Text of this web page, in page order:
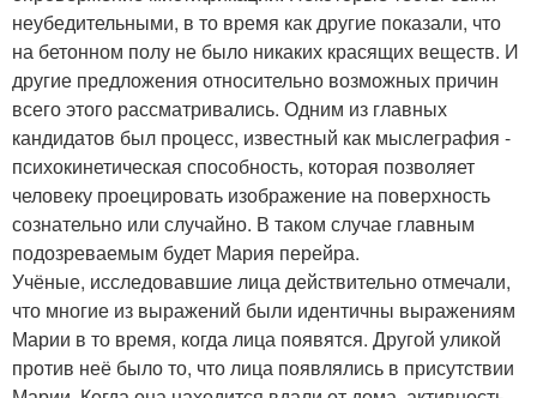
неубедительными, в то время как другие показали, что
на бетонном полу не было никаких красящих веществ. И
другие предложения относительно возможных причин
всего этого рассматривались. Одним из главных
кандидатов был процесс, известный как мыслеграфия -
психокинетическая способность, которая позволяет
человеку проецировать изображение на поверхность
сознательно или случайно. В таком случае главным
подозреваемым будет Мария перейра.
Учёные, исследовавшие лица действительно отмечали,
что многие из выражений были идентичны выражениям
Марии в то время, когда лица появятся. Другой уликой
против неё было то, что лица появлялись в присутствии